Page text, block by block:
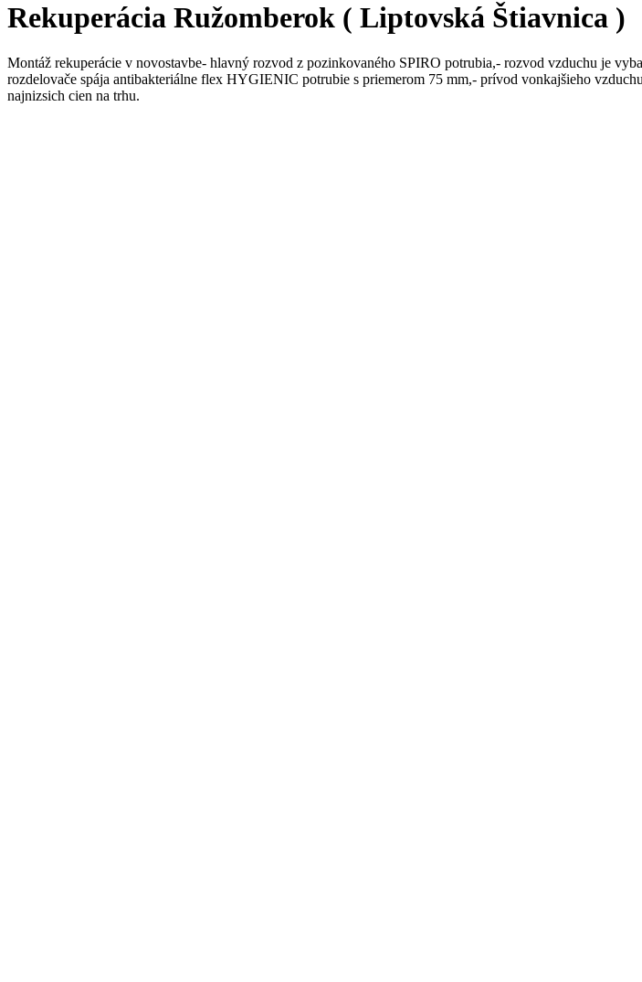
Rekuperácia Ružomberok ( Liptovská Štiavnica )
Montáž rekuperácie v novostavbe- hlavný rozvod z pozinkovaného SPIRO potrubia,- rozvod vzduchu je
rozdelovače spája antibakteriálne flex HYGIENIC potrubie s priemerom 75 mm,- prívod vonkajšieho
najnizsich cien na trhu.